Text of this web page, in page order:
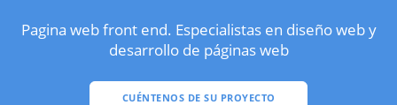
Pagina web front end. Especialistas en diseño web y
desarrollo de páginas web
CUÉNTENOS DE SU PROYECTO